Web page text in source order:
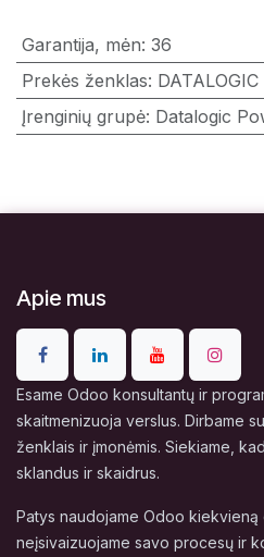
Garantija, mėn: 36
Prekės ženklas: DATALOGIC
Įrenginių grupė: Datalogic
Apie mus
Esame Odoo konsultantų ir
skaitmenizuoja verslus. Dirbame
ženklais ir įmonėmis. Siekiame,
sklandus ir skaidrus.
Patys naudojame Odoo kiekvieną
neįsivaizuojame savo procesų ir